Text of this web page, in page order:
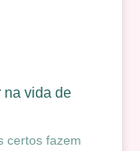
na vida de
certos fazem